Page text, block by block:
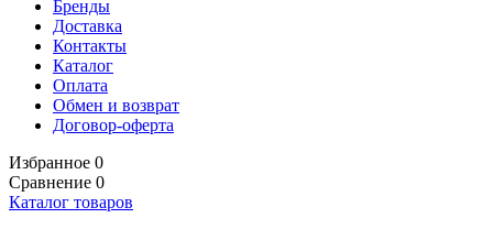
Бренды
Доставка
Контакты
Каталог
Оплата
Обмен и возврат
Договор-оферта
Избранное 0
Сравнение 0
Каталог товаров